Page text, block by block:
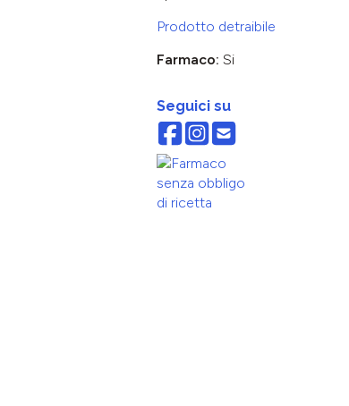
Prodotto detraibile
Farmaco: Si
Seguici su